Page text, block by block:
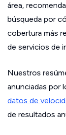
área,
búsqueda por
cobertura más
de servicios de
Nuestros
anunciadas por
datos de
de resultados